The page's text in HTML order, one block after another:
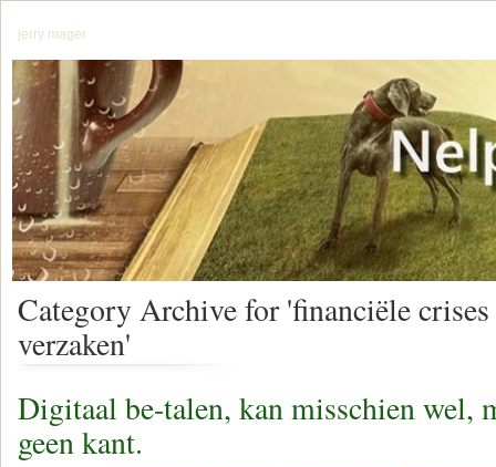
jerry mager
Category Archive for 'financiële crises
verzaken'
Digitaal be-talen, kan misschien wel,
geen kant.